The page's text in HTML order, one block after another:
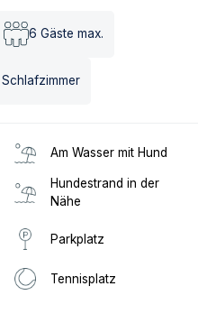
6 Gäste max.
Schlafzimmer
Am Wasser mit Hund
Hundestrand in der
Nähe
Parkplatz
Tennisplatz